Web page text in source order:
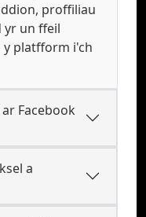
proffiliau
yr un ffeil
y platfform i'ch
Facebook
a